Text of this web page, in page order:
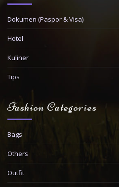
Dokumen (Paspor & Visa)
Hotel
Kuliner
Tips
Fashion Categories
Bags
Others
Outfit